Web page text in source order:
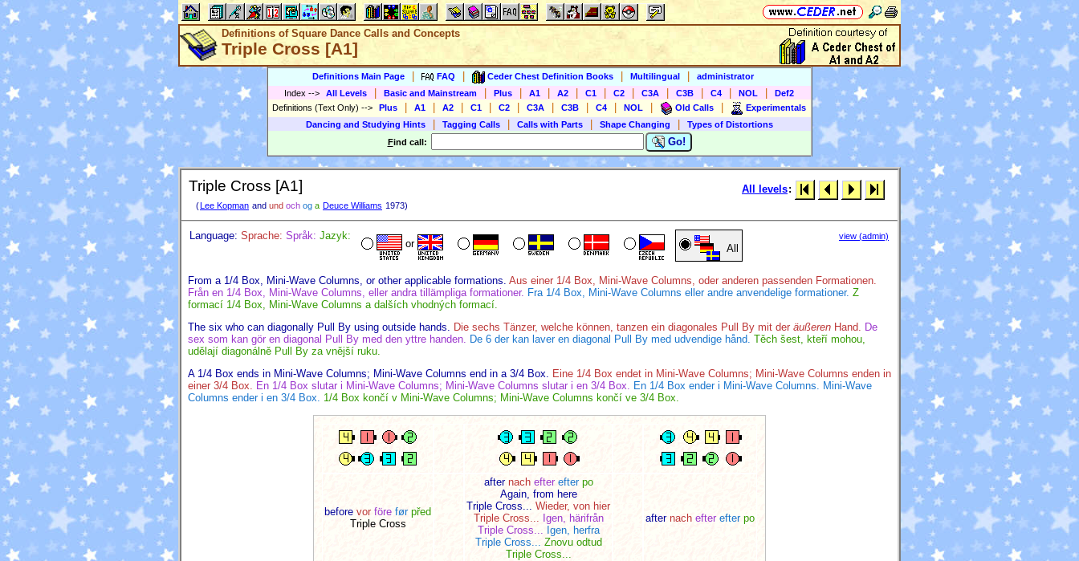
Definitions of Square Dance Calls and Concepts
Triple Cross [A1]
Definitions Main Page FAQ Ceder Chest Definition Books Multilingual
administrator
Index --> All Levels Basic and Mainstream Plus A1 A2 C1 C2 C3A C3B C4 NOL
Def2
Definitions (Text Only) --> Plus A1 A2 C1 C2 C3A C3B C4 NOL Old Calls
Experimentals
Dancing and Studying Hints
Tagging Calls Calls with Parts Shape Changing
Types of Distortions
Find call: Go!
Triple Cross [A1]
( Lee Kopman and und och og a Deuce Williams 1973)
All levels:
Language: Sprache: Språk: Jazyk:
or All
view (admin)
From a 1/4 Box, Mini-Wave Columns, or other applicable formations. Aus einer 1/4 Box, Mini-Wave Columns, oder anderen passenden Formationen.
Från en 1/4 Box, Mini-Wave Columns, eller andra tillämpliga formationer. Fra 1/4 Box, Mini-Wave Columns eller andre anvendelige formationer. Z
formací 1/4 Box, Mini-Wave Columns a dalších vhodných formací.
The six who can diagonally Pull By using outside hands.
Die sechs Tänzer, welche können, tanzen ein diagonales Pull By mit der äußeren Hand.
De
sex som kan gör en diagonal Pull By med den yttre handen.
De 6 der kan laver en diagonal Pull By med udvendige hånd. Těch šest, kteří mohou,
udělají diagonálně Pull By za vnější ruku.
A 1/4 Box ends in Mini-Wave Columns; Mini-Wave Columns end in a 3/4 Box. Eine 1/4 Box endet in Mini-Wave Columns; Mini-Wave Columns enden in
einer 3/4 Box. En 1/4 Box slutar i Mini-Wave Columns; Mini-Wave Columns slutar i en 3/4 Box. En 1/4 Box ender i Mini-Wave Columns. Mini-Wave
Columns ender i en 3/4 Box. 1/4 Box končí v Mini-Wave Columns; Mini-Wave Columns končí ve 3/4 Box.
before vor före før před
Triple Cross
after nach efter efter po
Again, from here
Triple Cross...
Wieder, von hier
Triple Cross...
Igen, härifrån
Triple Cross...
Igen, herfra
Triple Cross...
Znovu odtud
Triple Cross...
after nach efter efter po